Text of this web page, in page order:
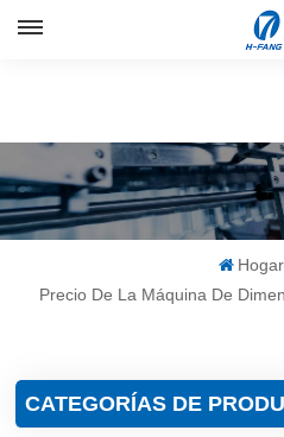
Русский
Español
Hogar
Precio De La Máquina De
CATEGORÍAS DE